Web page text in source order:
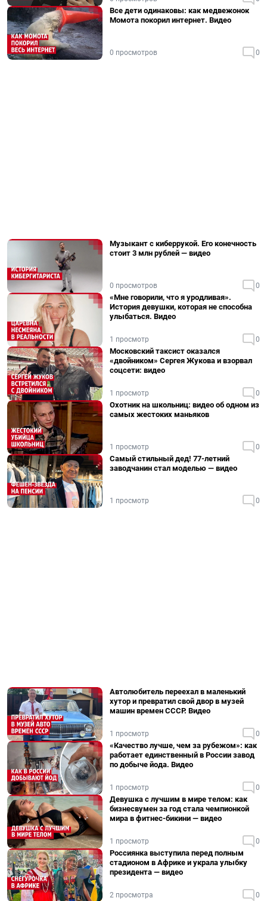
Все дети одинаковы: как медвежонок
Момота покорил интернет. Видео
0 просмотров 0
Музыкант с киберрукой. Его конечность
стоит 3 млн рублей — видео
0 просмотров 0
«Мне говорили, что я уродливая».
История девушки, которая не способна
улыбаться. Видео
1 просмотр 0
Московский таксист оказался
«двойником» Сергея Жукова и взорвал
соцсети: видео
1 просмотр 0
Охотник на школьниц: видео об одном из
самых жестоких маньяков
1 просмотр 0
Самый стильный дед! 77-летний
заводчанин стал моделью — видео
1 просмотр 0
Автолюбитель переехал в маленький
хутор и превратил свой двор в музей
машин времен СССР. Видео
1 просмотр 0
«Качество лучше, чем за рубежом»: как
работает единственный в России завод
по добыче йода. Видео
1 просмотр 0
Девушка с лучшим в мире телом: как
бизнесвумен за год стала чемпионкой
мира в фитнес-бикини — видео
1 просмотр 0
Россиянка выступила перед полным
стадионом в Африке и украла улыбку
президента — видео
2 просмотра 0